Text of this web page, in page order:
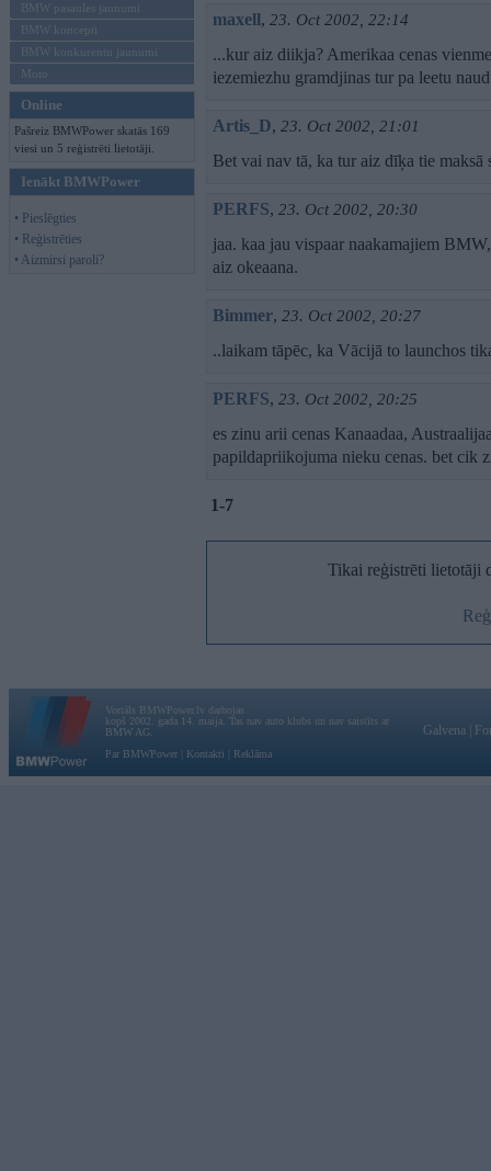
BMW pasaules jaunumi
BMW koncepti
BMW konkurentu jaunumi
Moto
Online
Pašreiz BMWPower skatās 169
viesi un 5 reģistrēti lietotāji.
Ienākt BMWPower
• Pieslēgties
• Reģistrēties
• Aizmirsi paroli?
maxell, 23. Oct 2002, 22:14
...kur aiz diikja? Amerikaa cenas
iezemiezhu gramdjinas tur pa leetu
Artis_D, 23. Oct 2002, 21:01
Bet vai nav tā, ka tur aiz dīķa tie maksā
PERFS, 23. Oct 2002, 20:30
jaa. kaa jau vispaar naakamajiem
aiz okeaana.
Bimmer, 23. Oct 2002, 20:27
..laikam tāpēc, ka Vācijā to launchos
PERFS, 23. Oct 2002, 20:25
es zinu arii cenas Kanaadaa,
papildapriikojuma nieku cenas. bet cik
1-7
Tikai reģistrēti lietotāji
Vortāls BMWPower.lv darbojas
kopš 2002. gada 14. maija. Tas nav auto klubs un nav saistīts ar
BMW AG.
Par BMWPower
Kontakti Reklāma
Galvena